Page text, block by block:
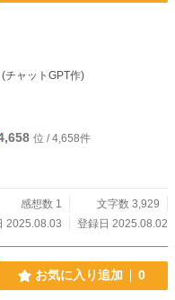
チャットGPT作)
位 / 4,658件
感想数 1
文字数 3,929
2025.08.03
登録日 2025.08.02
お気に入り追加 0